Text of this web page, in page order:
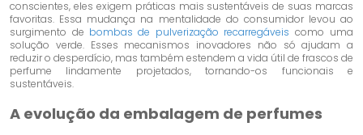
conscientes, eles exigem práticas mais sustentáveis ​​de suas marcas
favoritas. Essa mudança na mentalidade do consumidor levou ao
surgimento de bombas de pulverização recarregáveis como uma
solução verde. Esses mecanismos inovadores não só ajudam a
reduzir o desperdício, mas também estendem a vida útil de frascos de
perfume lindamente projetados, tornando-os funcionais e
sustentáveis.
A evolução da embalagem de perfumes